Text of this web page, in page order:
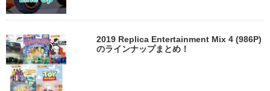
2019 Replica Entertainment Mix 4 (986P)
のラインナップまとめ！